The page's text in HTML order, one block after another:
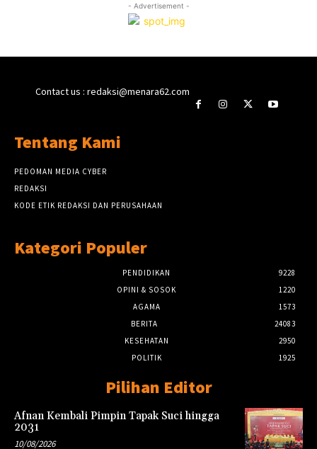
- Advertisement -
Contact us : redaksi@menara62.com
Tentang Kami
PEDOMAN MEDIA CYBER
REDAKSI
KODE ETIK REDAKSI DAN PERUSAHAAN
Kategori Populer
PENDIDIKAN
9228
OPINI & SOSOK
1220
AGAMA
1573
BERITA
24083
KESEHATAN
2950
POLITIK
1925
Pilihan Editor
Afnan Kembali Pimpin Tapak Suci hingga
2031
10/08/2026